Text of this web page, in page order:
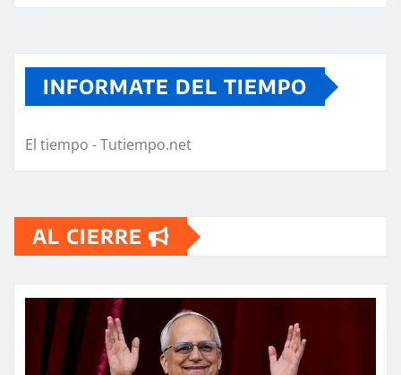
INFORMATE DEL TIEMPO
El tiempo - Tutiempo.net
AL CIERRE